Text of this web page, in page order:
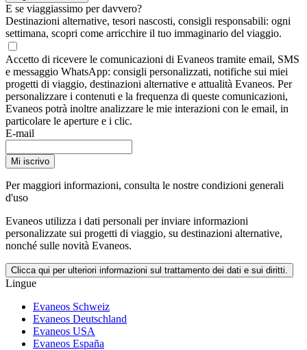
E se viaggiassimo per davvero?
Destinazioni alternative, tesori nascosti, consigli responsabili: ogni
settimana, scopri come arricchire il tuo immaginario del viaggio.
Accetto di ricevere le comunicazioni di Evaneos tramite email, SMS
e messaggio WhatsApp: consigli personalizzati, notifiche sui miei
progetti di viaggio, destinazioni alternative e attualità Evaneos. Per
personalizzare i contenuti e la frequenza di queste comunicazioni,
Evaneos potrà inoltre analizzare le mie interazioni con le email, in
particolare le aperture e i clic.
E-mail
Mi iscrivo
Per maggiori informazioni, consulta le nostre condizioni generali
d'uso
Evaneos utilizza i dati personali per inviare informazioni
personalizzate sui progetti di viaggio, su destinazioni alternative,
nonché sulle novità Evaneos.
Clicca qui per ulteriori informazioni sul trattamento dei dati e sui diritti.
Lingue
Evaneos Schweiz
Evaneos Deutschland
Evaneos USA
Evaneos España